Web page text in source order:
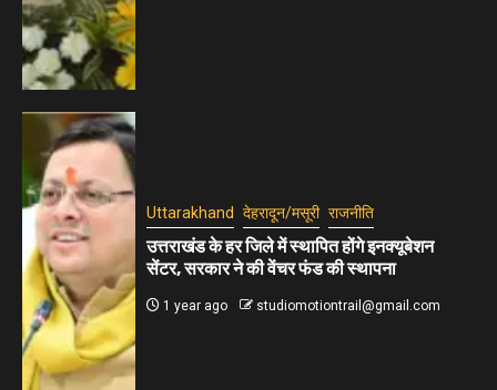
Uttarakhand देहरादून/मसूरी राजनीति
उत्तराखंड के हर जिले में स्थापित होंगे इनक्यूबेशन
सेंटर, सरकार ने की वेंचर फंड की स्थापना
1 year ago studiomotiontrail@gmail.com